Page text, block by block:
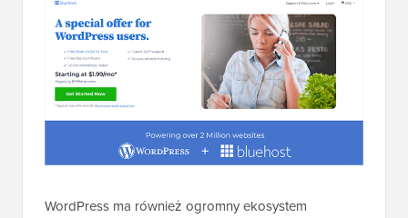
WordPress ma również ogromny ekosystem